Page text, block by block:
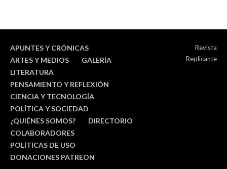
APUNTES Y CRÓNICAS
ARTES Y MEDIOS
GALERÍA
LITERATURA
PENSAMIENTO Y REFLEXIÓN
CIENCIA Y TECNOLOGÍA
POLÍTICA Y SOCIEDAD
¿QUIÉNES SOMOS?
DIRECTORIO
COLABORADORES
POLÍTICAS DE USO
DONACIONES PATREON
Revista
Replicante